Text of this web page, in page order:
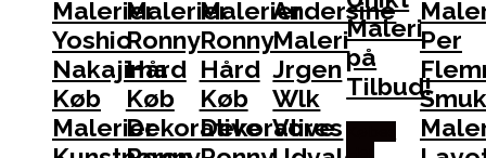
Malerier
Yoshio
Nakajima
Køb
Malerier
Malerier
Ronny
Hård
Køb
Dekorative
Malerier
Ronny
Hård
Køb
Dekorative
Andersine
Maleri
Jrgen
Wlk
Vores
Maleri
på
Tilbud!
Per